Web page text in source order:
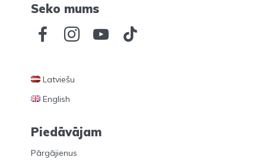
Seko mums
Latviešu
English
Piedāvājam
Pārgājienus